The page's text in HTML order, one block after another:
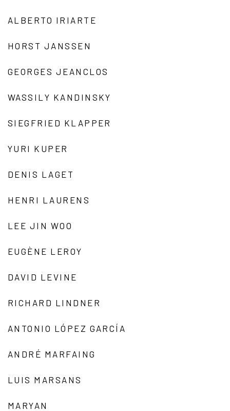
ALBERTO IRIARTE
HORST JANSSEN
GEORGES JEANCLOS
WASSILY KANDINSKY
SIEGFRIED KLAPPER
YURI KUPER
DENIS LAGET
HENRI LAURENS
LEE JIN WOO
EUGÈNE LEROY
DAVID LEVINE
RICHARD LINDNER
ANTONIO LÓPEZ GARCÍA
ANDRÉ MARFAING
LUIS MARSANS
MARYAN